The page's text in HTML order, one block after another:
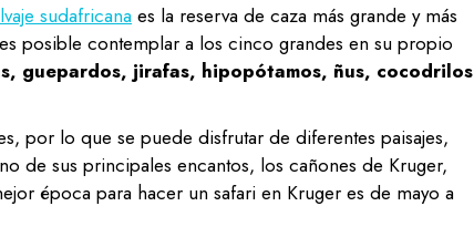
sudafricana es la reserva de caza más grande y más
posible contemplar a los cinco grandes en su propio
guepardos, jirafas, hipopótamos, ñus,
por lo que se puede disfrutar de diferentes paisajes,
de sus principales encantos, los cañones de Kruger,
época para hacer un safari en Kruger es de mayo a